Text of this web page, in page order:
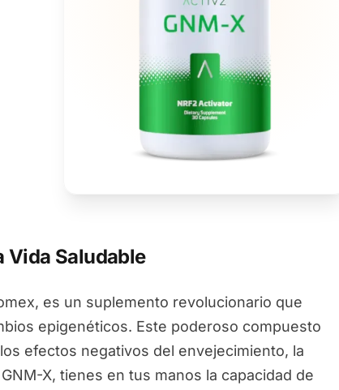
Vida Saludable
es un suplemento revolucionario que
epigenéticos. Este poderoso compuesto
efectos negativos del envejecimiento, la
X, tienes en tus manos la capacidad de